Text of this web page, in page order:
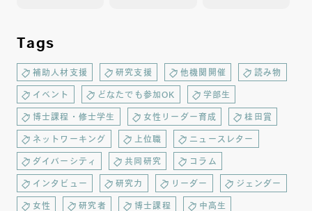
Tags
補助人材支援 研究支援 他機関開催 読み物
イベント どなたでも参加OK 学部生
博士課程・修士学生 女性リーダー育成 桂田賞
ネットワーキング 上位職 ニュースレター
ダイバーシティ 共同研究 コラム
インタビュー 研究力 リーダー ジェンダー
女性 研究者 博士課程 中高生